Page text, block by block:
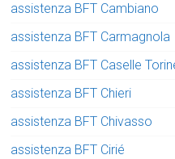
assistenza BFT Cambiano
assistenza BFT Carmagnola
assistenza BFT Caselle
assistenza BFT Chieri
assistenza BFT Chivasso
assistenza BFT Cirié